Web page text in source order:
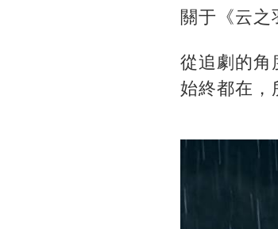
關于《云之
從追劇的角
始終都在，